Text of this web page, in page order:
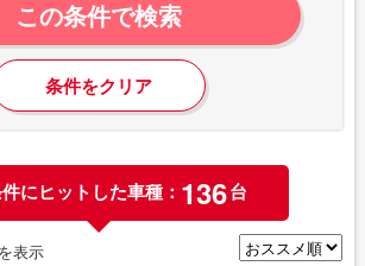
この条件で検索
条件をクリア
にヒットした車種： 136台
表示